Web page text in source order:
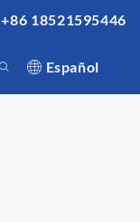
+86 18521595446
Español